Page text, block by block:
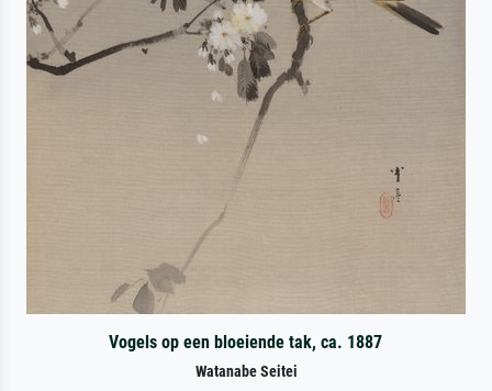
Vogels op een bloeiende tak, ca. 1887
Watanabe Seitei